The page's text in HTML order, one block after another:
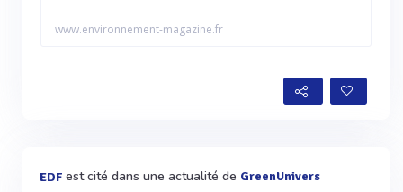
www.environnement-magazine.fr
EDF est cité dans une actualité de GreenUnivers